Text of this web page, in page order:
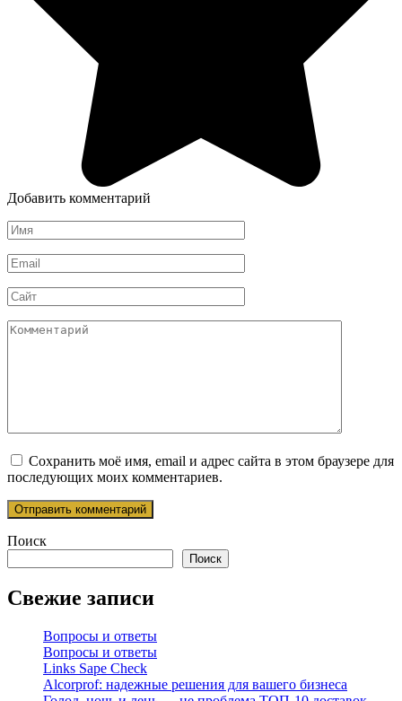
Добавить комментарий
Имя
*
Email
*
Сайт
Комментарий
Сохранить моё имя, email и адрес сайта в этом браузере для
последующих моих комментариев.
Поиск
Поиск
Свежие записи
Вопросы и ответы
Вопросы и ответы
Links Sape Check
Alcorprof: надежные решения для вашего бизнеса